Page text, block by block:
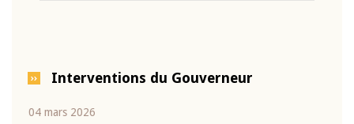
Interventions du Gouverneur
04 mars 2026